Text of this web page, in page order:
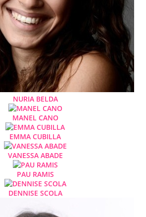
NURIA BELDA
MANEL CANO
EMMA CUBILLA
VANESSA ABADE
PAU RAMIS
DENNISE SCOLA